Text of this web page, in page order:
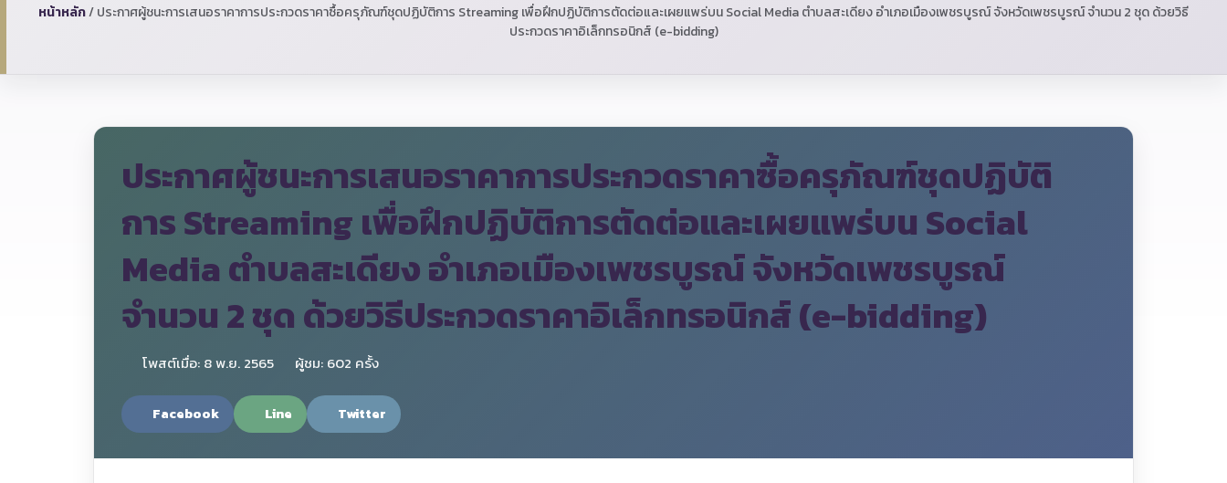
หน้าหลัก/ประกาศผู้ชนะการเสนอราคาการประกวดราคาซื้อครุภัณฑ์ชุดปฏิบัติการ Streaming เพื่อฝึกปฏิบัติการตัดต่อและเผยแพร่บน Social Media ตำบลสะเดียง อำเภอเมืองเพชรบูรณ์ จังหวัดเพชรบูรณ์ จำนวน 2 ชุด ด้วยวิธี
ประกวดราคาอิเล็กทรอนิกส์ (e-bidding)
ประกาศผู้ชนะการเสนอราคาการประกวดราคาซื้อครุภัณฑ์ชุดปฏิบัติ
การ Streaming เพื่อฝึกปฏิบัติการตัดต่อและเผยแพร่บน Social
Media ตำบลสะเดียง อำเภอเมืองเพชรบูรณ์ จังหวัดเพชรบูรณ์
จำนวน 2 ชุด ด้วยวิธีประกวดราคาอิเล็กทรอนิกส์ (e-bidding)
โพสต์เมื่อ: 8 พ.ย. 2565 ผู้ชม: 602 ครั้ง
Facebook Line Twitter